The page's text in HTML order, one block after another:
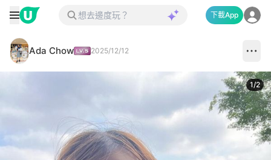
下載App
Ada Chow 2025/12/12
1/2